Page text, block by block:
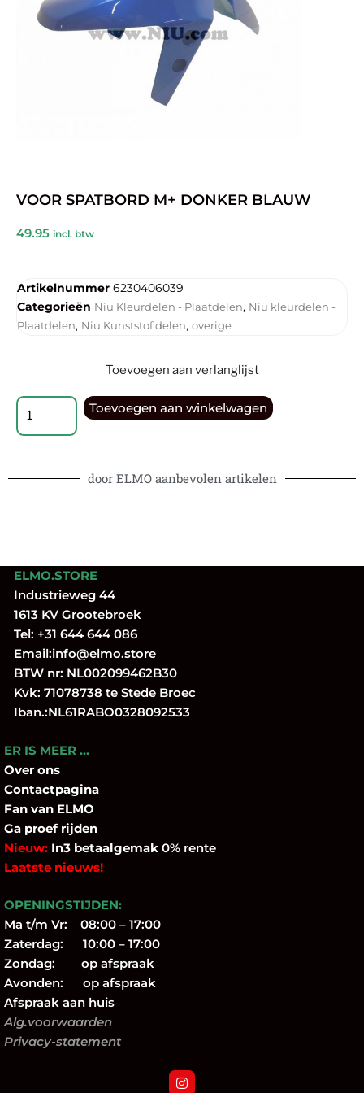
VOOR SPATBORD M+ DONKER BLAUW
49.95 incl. btw
Artikelnummer 6230406039
Categorieën Niu Kleurdelen - Plaatdelen, Niu kleurdelen -
Plaatdelen, Niu Kunststof delen, overige
Toevoegen aan verlanglijst
Toevoegen aan winkelwagen
door ELMO aanbevolen artikelen
ELMO.STORE
Industrieweg 44
1613 KV Grootebroek
Tel: +31 644 644 086
Email:info@elmo.store
BTW nr: NL002099462B30
Kvk: 71078738 te Stede Broec
Iban.:NL61RABO0328092533
ER IS MEER …
Over ons
Contactpagina
Fan van ELMO
Ga proef rijden
Nieuw: In3 betaalgemak 0% rente
Laatste nieuws!
OPENINGSTIJDEN:
Ma t/m Vr: 08:00 – 17:00
Zaterdag: 10:00 – 17:00
Zondag: op afspraak
Avonden: op afspraak
Afspraak aan huis
Alg.voorwaarden
Privacy-statement